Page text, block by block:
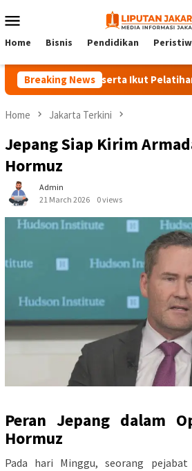
to
Menu
Home Bisnis Pendidikan
Breaking News
140 Peserta Ikut Pelatihan
Home Jakarta Terkini
Jepang Siap Kirim
Hormuz
Admin
21 March 2026
0 views
Peran Jepang dalam
Hormuz
Pada hari Minggu, seorang